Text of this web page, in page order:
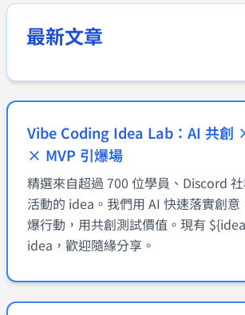
最新文章
Vibe Coding Idea Lab：AI 共創
× MVP 引爆場
精選來自超過 700 位學員、Discord
活動的 idea。我們用 AI 快速落實創
爆行動，用共創測試價值。現有
idea，歡迎隨緣分享。